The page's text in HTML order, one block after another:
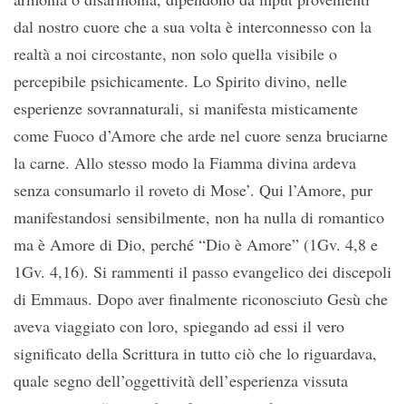
dal nostro cuore che a sua volta è interconnesso con la
realtà a noi circostante, non solo quella visibile o
percepibile psichicamente. Lo Spirito divino, nelle
esperienze sovrannaturali, si manifesta misticamente
come Fuoco d’Amore che arde nel cuore senza bruciarne
la carne. Allo stesso modo la Fiamma divina ardeva
senza consumarlo il roveto di Mose’. Qui l’Amore, pur
manifestandosi sensibilmente, non ha nulla di romantico
ma è Amore di Dio, perché “Dio è Amore” (1Gv. 4,8 e
1Gv. 4,16). Si rammenti il passo evangelico dei discepoli
di Emmaus. Dopo aver finalmente riconosciuto Gesù che
aveva viaggiato con loro, spiegando ad essi il vero
significato della Scrittura in tutto ciò che lo riguardava,
quale segno dell’oggettività dell’esperienza vissuta